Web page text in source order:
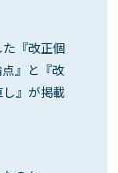
『改正個
』と『改
』が掲載